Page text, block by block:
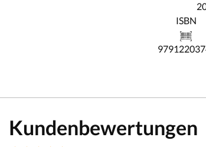
ISBN
Kundenbewertungen